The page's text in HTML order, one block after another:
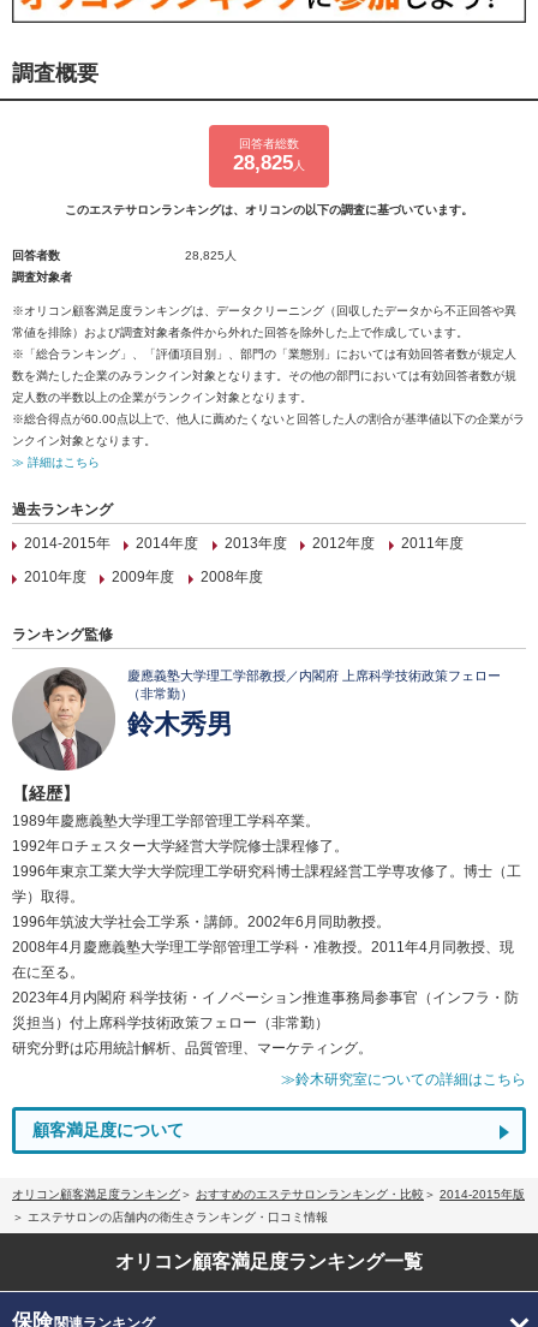
調査概要
回答者総数
28,825 人
このエステサロンランキングは、オリコンの以下の調査に基づいています。
回答者数
28,825人
調査対象者
※オリコン顧客満足度ランキングは、データクリーニング（回収したデータから不正回答や異
常値を排除）および調査対象者条件から外れた回答を除外した上で作成しています。
※「総合ランキング」、「評価項目別」、部門の「業態別」においては有効回答者数が規定人
数を満たした企業のみランクイン対象となります。その他の部門においては有効回答者数が規
定人数の半数以上の企業がランクイン対象となります。
※総合得点が60.00点以上で、他人に薦めたくないと回答した人の割合が基準値以下の企業がラ
ンクイン対象となります。
≫ 詳細はこちら
過去ランキング
2014-2015年
2014年度 2013年度 2012年度
2011年度
2010年度
2009年度 2008年度
ランキング監修
慶應義塾大学理工学部教授／内閣府 上席科学技術政策フェロー
（非常勤）
鈴木秀男
【経歴】
1989年慶應義塾大学理工学部管理工学科卒業。
1992年ロチェスター大学経営大学院修士課程修了。
1996年東京工業大学大学院理工学研究科博士課程経営工学専攻修了。博士（工
学）取得。
1996年筑波大学社会工学系・講師。2002年6月同助教授。
2008年4月慶應義塾大学理工学部管理工学科・准教授。2011年4月同教授、現
在に至る。
2023年4月内閣府 科学技術・イノベーション推進事務局参事官（インフラ・防
災担当）付上席科学技術政策フェロー（非常勤）
研究分野は応用統計解析、品質管理、マーケティング。
≫鈴木研究室についての詳細はこちら
顧客満足度について
オリコン顧客満足度ランキング おすすめのエステサロンランキング・比較
2014-2015年版
エステサロンの店舗内の衛生さランキング・口コミ情報
オリコン顧客満足度ランキング一覧
保険